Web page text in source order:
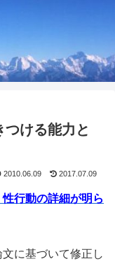
つける能力と
2010.06.09 2017.07.09
行動の詳細が明ら
に基づいて修正し